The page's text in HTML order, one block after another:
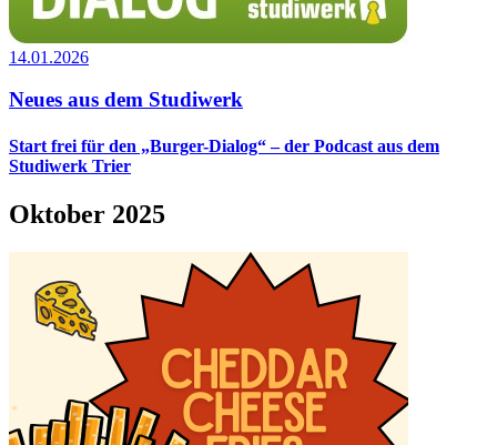
14.01.2026
Neues aus dem Studiwerk
Start frei für den „Burger-Dialog“ – der Podcast aus dem
Studiwerk Trier
Oktober 2025